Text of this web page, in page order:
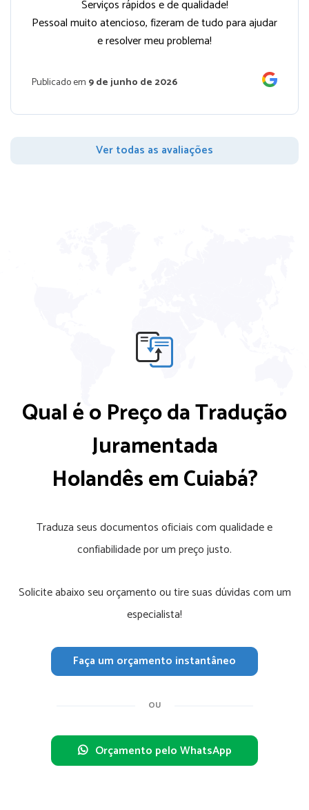
Serviços rápidos e de qualidade!
Pessoal muito atencioso, fizeram de tudo para ajudar
e resolver meu problema!
Publicado em 9 de junho de 2026
Ver todas as avaliações
Qual é o Preço da Tradução
Juramentada
Holandês em Cuiabá?
Traduza seus documentos oficiais com qualidade e
confiabilidade por um preço justo.
Solicite abaixo seu orçamento ou tire suas dúvidas com um
especialista!
Faça um orçamento instantâneo
OU
Orçamento pelo WhatsApp